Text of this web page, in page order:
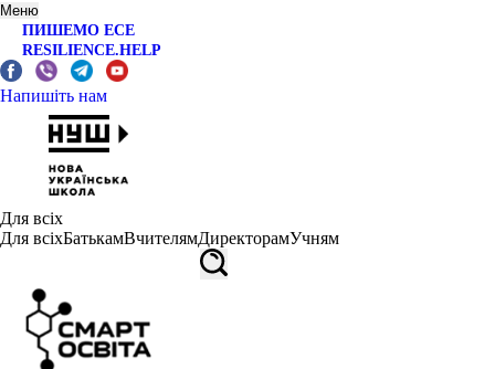
Меню
ПИШЕМО ЕСЕ
RESILIENCE.HELP
Напишіть нам
Для всіх
Для всіхБатькамВчителямДиректорамУчням